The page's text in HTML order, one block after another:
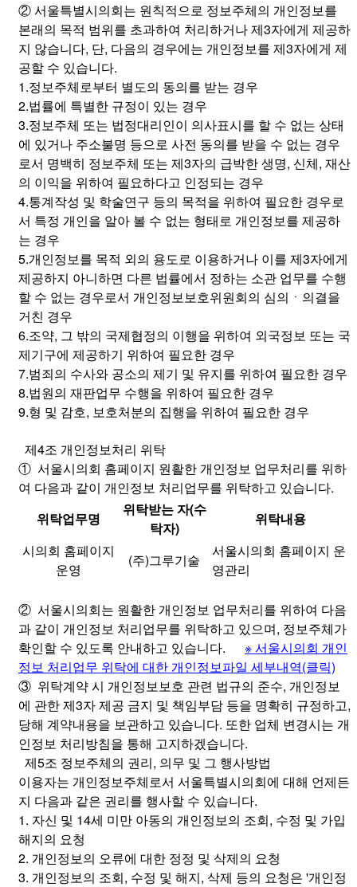
② 서울특별시의회는 원칙적으로 정보주체의 개인정보를
본래의 목적 범위를 초과하여 처리하거나 제3자에게 제공하
지 않습니다, 단, 다음의 경우에는 개인정보를 제3자에게 제
공할 수 있습니다.
1.정보주체로부터 별도의 동의를 받는 경우
2.법률에 특별한 규정이 있는 경우
3.정보주체 또는 법정대리인이 의사표시를 할 수 없는 상태
에 있거나 주소불명 등으로 사전 동의를 받을 수 없는 경우
로서 명백히 정보주체 또는 제3자의 급박한 생명, 신체, 재산
의 이익을 위하여 필요하다고 인정되는 경우
4.통계작성 및 학술연구 등의 목적을 위하여 필요한 경우로
서 특정 개인을 알아 볼 수 없는 형태로 개인정보를 제공하
는 경우
5.개인정보를 목적 외의 용도로 이용하거나 이를 제3자에게
제공하지 아니하면 다른 법률에서 정하는 소관 업무를 수행
할 수 없는 경우로서 개인정보보호위원회의 심의ㆍ의결을
거친 경우
6.조약, 그 밖의 국제협정의 이행을 위하여 외국정보 또는 국
제기구에 제공하기 위하여 필요한 경우
7.범죄의 수사와 공소의 제기 및 유지를 위하여 필요한 경우
8.법원의 재판업무 수행을 위하여 필요한 경우
9.형 및 감호, 보호처분의 집행을 위하여 필요한 경우
제4조 개인정보처리 위탁
① 서울시의회 홈페이지 원활한 개인정보 업무처리를 위하
여 다음과 같이 개인정보 처리업무를 위탁하고 있습니다.
위탁업무명
위탁받는 자(수
탁자)
위탁내용
시의회 홈페이지
운영
(주)그루기술
서울시의회 홈페이지 운
영관리
② 서울시의회는 원활한 개인정보 업무처리를 위하여 다음
과 같이 개인정보 처리업무를 위탁하고 있으며, 정보주체가
확인할 수 있도록 안내하고 있습니다. ※ 서울시의회 개인
정보 처리업무 위탁에 대한 개인정보파일 세부내역(클릭)
③ 위탁계약 시 개인정보보호 관련 법규의 준수, 개인정보
에 관한 제3자 제공 금지 및 책임부담 등을 명확히 규정하고,
당해 계약내용을 보관하고 있습니다. 또한 업체 변경시는 개
인정보 처리방침을 통해 고지하겠습니다.
제5조 정보주체의 권리, 의무 및 그 행사방법
이용자는 개인정보주체로서 서울특별시의회에 대해 언제든
지 다음과 같은 권리를 행사할 수 있습니다.
1. 자신 및 14세 미만 아동의 개인정보의 조회, 수정 및 가입
해지의 요청
2. 개인정보의 오류에 대한 정정 및 삭제의 요청
3. 개인정보의 조회, 수정 및 해지, 삭제 등의 요청은 '개인정